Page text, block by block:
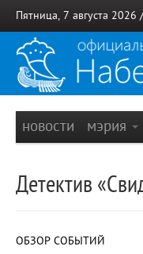
Пятница, 7 августа 2026
новости мэрия
Детектив
ОБЗОР СОБЫТИЙ